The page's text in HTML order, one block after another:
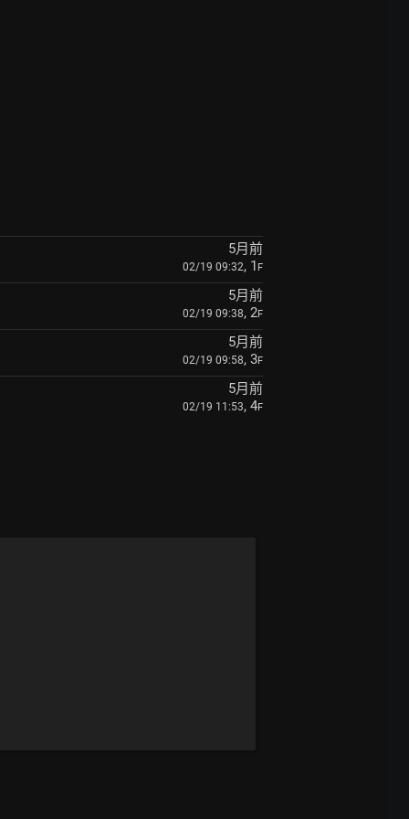
5月前
02/19 09:32, 1 F
5月前
02/19 09:38, 2F
5月前
02/19 09:58, 3F
5月前
02/19 11:53, 4F